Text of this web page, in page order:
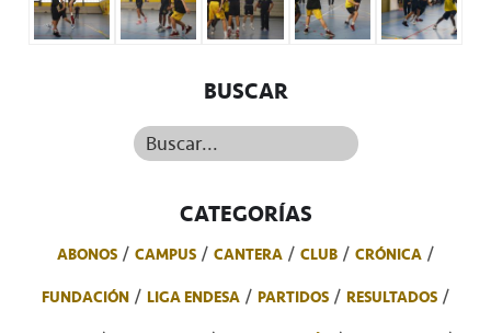
BUSCAR
Buscar...
CATEGORÍAS
ABONOS CAMPUS CANTERA CLUB
CRÓNICA
FUNDACIÓN
LIGA ENDESA PARTIDOS
RESULTADOS